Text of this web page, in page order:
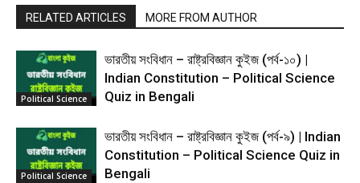
RELATED ARTICLES MORE FROM AUTHOR
Political Science
ভারতীয় সংবিধান – রাষ্ট্রবিজ্ঞান কুইজ (পর্ব-১০) |
Indian Constitution – Political Science
Quiz in Bengali
Political Science
ভারতীয় সংবিধান – রাষ্ট্রবিজ্ঞান কুইজ (পর্ব-৯) | Indian
Constitution – Political Science Quiz in
Bengali